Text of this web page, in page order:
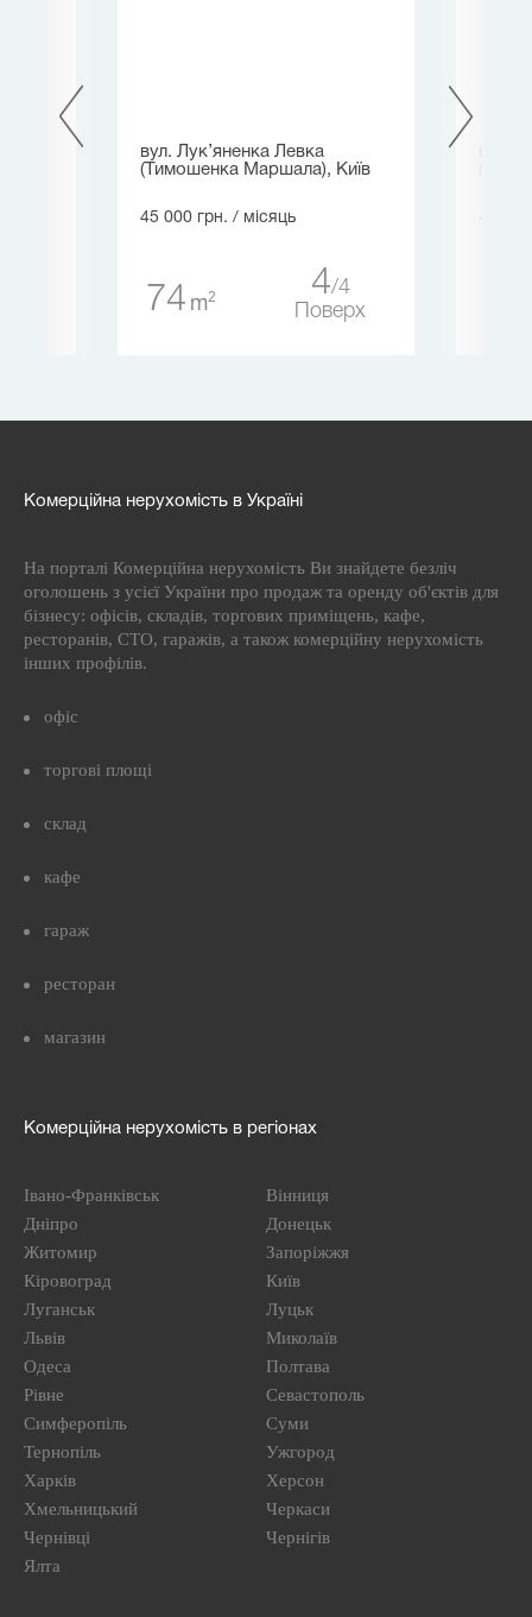
вул. Лук’яненка Левка
(Тимошенка Маршала), Київ
45 000 грн. / місяць
74 m2 4 4
Поверх
Комерційна нерухомість в Україні
На порталі Комерційна нерухомість Ви знайдете безліч
оголошень з усієї України про продаж та оренду об'єктів для
бізнесу: офісів, складів, торгових приміщень, кафе,
ресторанів, СТО, гаражів, а також комерційну нерухомість
інших профілів.
офіс
торгові площі
склад
кафе
гараж
ресторан
магазин
Комерційна нерухомість в регіонах
Івано-Франківськ
Вінниця
Дніпро
Донецьк
Житомир
Запоріжжя
Кіровоград
Київ
Луганськ
Луцьк
Львів
Миколаїв
Одеса
Полтава
Рівне
Севастополь
Симферопіль
Суми
Тернопіль
Ужгород
Харків
Херсон
Хмельницький
Черкаси
Чернівці
Чернігів
Ялта